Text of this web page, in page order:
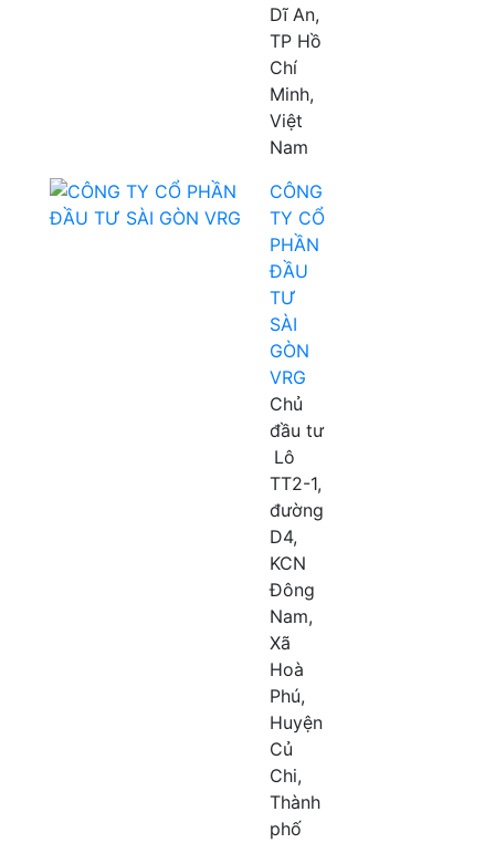
Dĩ An,
TP Hồ
Chí
Minh,
Việt
Nam
CÔNG
TY CỔ
PHẦN
ĐẦU
TƯ
SÀI
GÒN
VRG
Chủ
đầu tư
Lô
TT2-1,
đường
D4,
KCN
Đông
Nam,
Xã
Hoà
Phú,
Huyện
Củ
Chi,
Thành
phố